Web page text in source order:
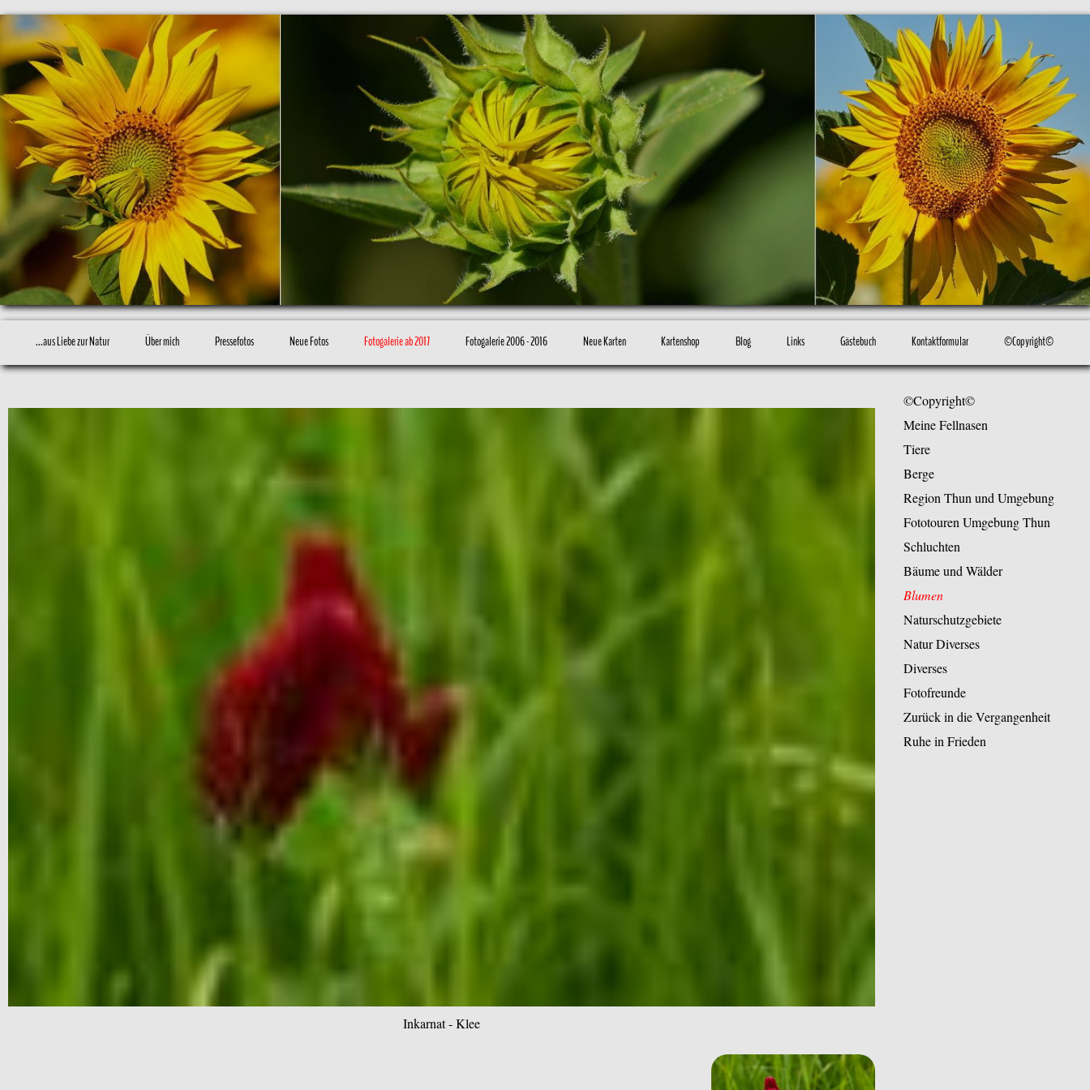
...aus Liebe zur Natur Über mich Pressefotos Neue Fotos Fotogalerie ab 2017 Fotogalerie 2006 - 2016 Neue Karten Kartenshop Blog Links Gästebuch Kontaktformular ©Copyright©
©Copyright©
Meine Fellnasen
Tiere
Berge
Region Thun und Umgebung
Fototouren Umgebung Thun
Schluchten
Bäume und Wälder
Blumen
Naturschutzgebiete
Natur Diverses
Diverses
Fotofreunde
Zurück in die Vergangenheit
Ruhe in Frieden
Inkarnat - Klee